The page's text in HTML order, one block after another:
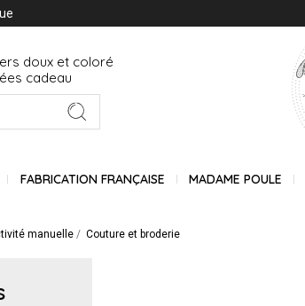
doux et coloré
cadeau
FABRICATION FRANÇAISE MADAME POULE
manuelle Couture et broderie